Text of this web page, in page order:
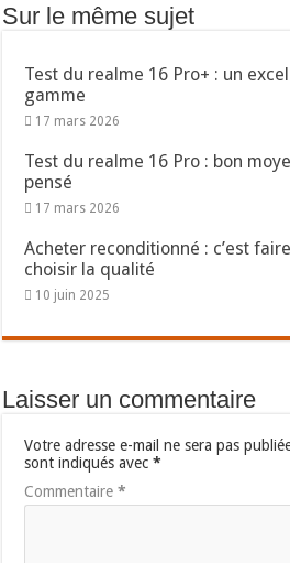
Sur le même sujet
Test du realme 16 Pro+ : un
gamme
17 mars 2026
Test du realme 16 Pro : bon
pensé
17 mars 2026
Acheter reconditionné : c’est
choisir la qualité
10 juin 2025
Laisser un commentaire
Votre adresse e-mail ne sera pas
sont indiqués avec*
Commentaire*